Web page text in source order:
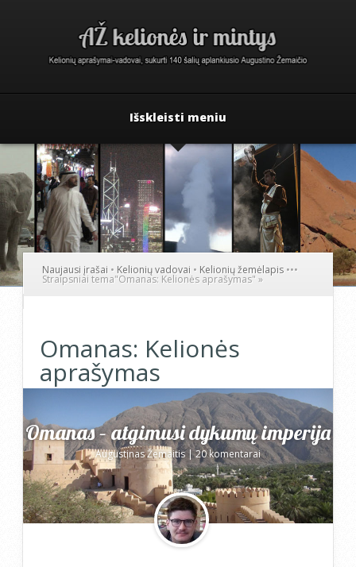
Išskleisti meniu
Naujausi įrašai • Kelionių vadovai • Kelionių žemėlapis •••
Straipsniai tema"Omanas: Kelionės aprašymas" »
Omanas: Kelionės
aprašymas
Omanas – atgimusi dykumų imperija
Augustinas Žemaitis|20 komentarai